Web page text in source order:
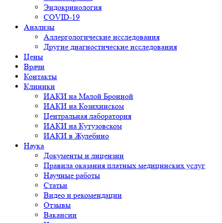
Эндокринология
COVID-19
Анализы
Аллергологические исследования
Другие диагностические исследования
Цены
Врачи
Контакты
Клиники
ИАКИ на Малой Бронной
ИАКИ на Козихинском
Центральная лаборатория
ИАКИ на Кутузовском
ИАКИ в Жулебино
Наука
Документы и лицензии
Правила оказания платных медицинских услуг
Научные работы
Статьи
Видео и рекомендации
Отзывы
Вакансии